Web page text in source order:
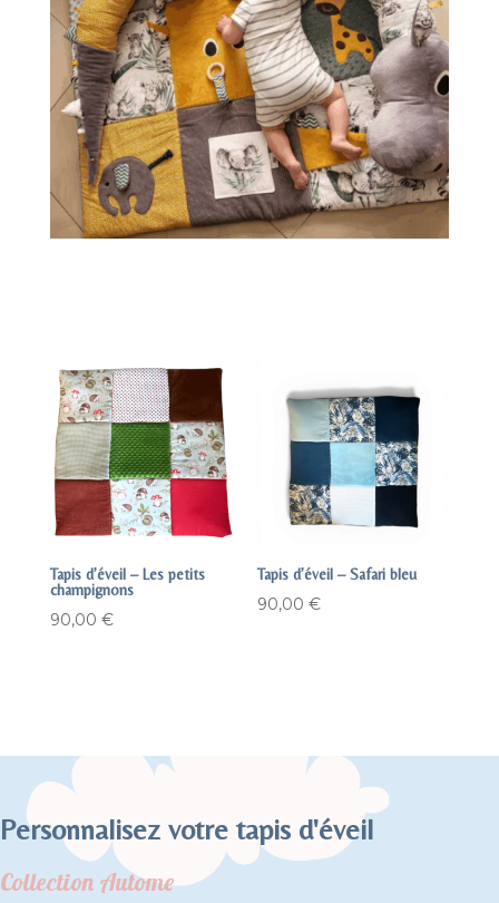
Tapis d’éveil – Les petits
champignons
90,00 €
Tapis d’éveil – Safari bleu
90,00€
Personnalisez votre tapis d'éveil
Collection Autome